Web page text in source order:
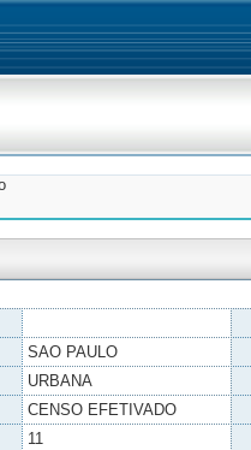
SAO PAULO
URBANA
CENSO EFETIVADO
11